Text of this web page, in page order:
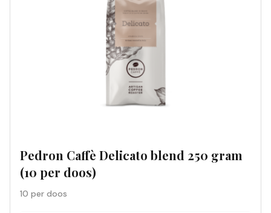
Pedron Caffè Delicato blend 250 gram
(10 per doos)
10 per doos